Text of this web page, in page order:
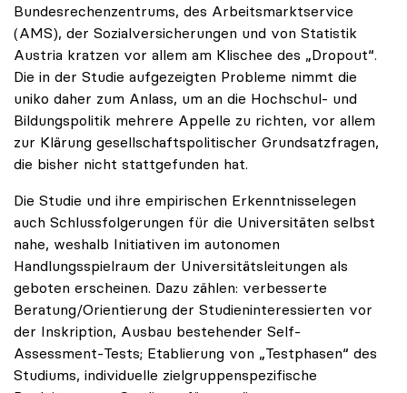
Bundesrechenzentrums, des Arbeitsmarktservice
(AMS), der Sozialversicherungen und von Statistik
Austria kratzen vor allem am Klischee des „Dropout“.
Die in der Studie aufgezeigten Probleme nimmt die
uniko daher zum Anlass, um an die Hochschul- und
Bildungspolitik mehrere Appelle zu richten, vor allem
zur Klärung gesellschaftspolitischer Grundsatzfragen,
die bisher nicht stattgefunden hat.
Die Studie und ihre empirischen Erkenntnisselegen
auch Schlussfolgerungen für die Universitäten selbst
nahe, weshalb Initiativen im autonomen
Handlungsspielraum der Universitätsleitungen als
geboten erscheinen. Dazu zählen: verbesserte
Beratung/Orientierung der Studieninteressierten vor
der Inskription, Ausbau bestehender Self-
Assessment-Tests; Etablierung von „Testphasen“ des
Studiums, individuelle zielgruppenspezifische